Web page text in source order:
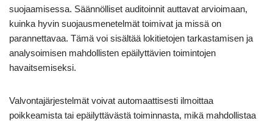
suojaamisessa. Säännölliset auditoinnit auttavat arvioimaan,
kuinka hyvin suojausmenetelmät toimivat ja missä on
parannettavaa. Tämä voi sisältää lokitietojen tarkastamisen ja
analysoimisen mahdollisten epäilyttävien toimintojen
havaitsemiseksi.
Valvontajärjestelmät voivat automaattisesti ilmoittaa
poikkeamista tai epäilyttävästä toiminnasta, mikä mahdollistaa